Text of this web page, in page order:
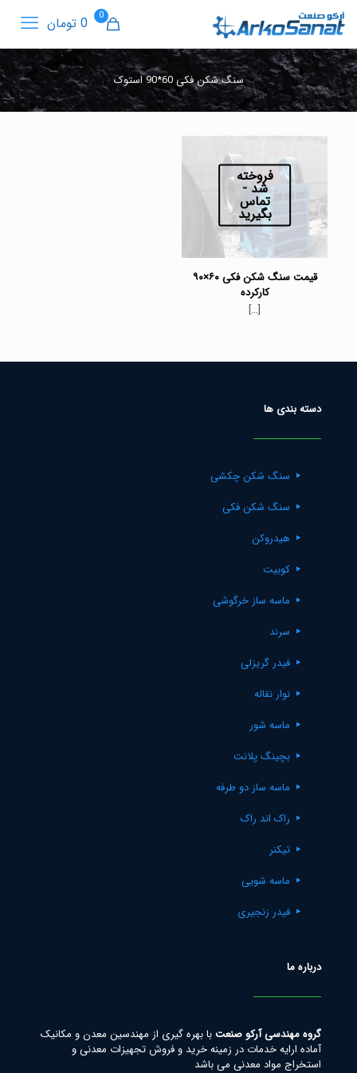
0 0 تومان
سنگ شکن فکی 60*90 استوک
فروخته
شد -
تماس
بگیرید
قیمت سنگ شکن فکی ۶۰×۹۰
کارکرده
[…]
دسته بندی ها
سنگ شکن چکشی
سنگ شکن فکی
هیدروکن
کوبیت
ماسه ساز خرگوشی
سرند
فیدر گریزلی
نوار نقاله
ماسه شور
بچینگ پلانت
ماسه ساز دو طرفه
راک اند راک
تیکنر
ماسه شویی
فیدر زنجیری
درباره ما
گروه مهندسی آرکو صنعتبا بهره گیری از مهندسین معدن و مکانیک
آماده ارایه خدمات در زمینه خرید و فروش تجهیزات معدنی و
استخراج مواد معدنی می باشد